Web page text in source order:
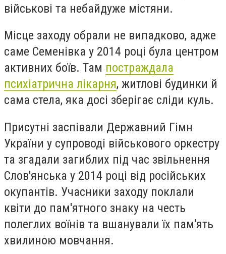
військові та небайдуже містяни.
Місце заходу обрали не випадково, адже
саме Семенівка у 2014 році була центром
активних боїв. Там постраждала
психіатрична лікарня, житлові будинки й
сама стела, яка досі зберігає сліди куль.
Присутні заспівали Державний Гімн
України у супроводі військового оркестру
та згадали загиблих під час звільнення
Слов'янська у 2014 році від російських
окупантів. Учасники заходу поклали
квіти до пам'ятного знаку на честь
полеглих воїнів та вшанували їх пам'ять
хвилиною мовчання.